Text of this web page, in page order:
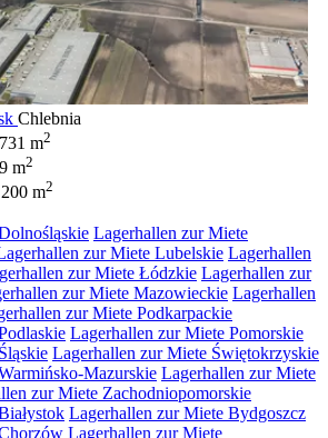
Chlebnia
m2
m2
m2
Lagerhallen zur Miete
zur Miete Lubelskie Lagerhallen
zur Miete Łódzkie Lagerhallen zur
zur Miete Mazowieckie Lagerhallen
zur Miete Podkarpackie
Lagerhallen zur Miete Pomorskie
Lagerhallen zur Miete Świętokrzyskie
Mazurskie Lagerhallen zur Miete
zur Miete Zachodniopomorskie
Lagerhallen zur Miete Bydgoszcz
Lagerhallen zur Miete